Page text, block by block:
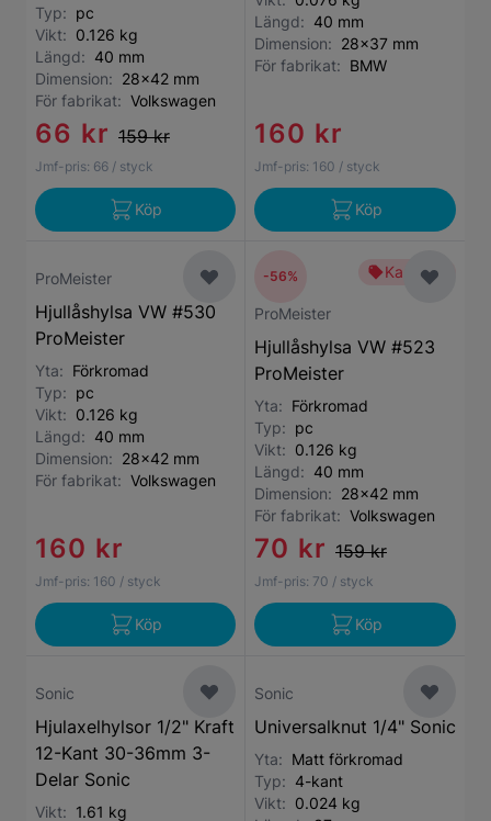
Typ: pc
Vikt: 0.126 kg
Längd: 40 mm
Dimension: 28x42 mm
För fabrikat: Volkswagen
66 kr 159 kr
Jmf-pris: 66 / styck
Köp
Längd: 40 mm
Dimension: 28x37 mm
För fabrikat: BMW
160 kr
Jmf-pris: 160 / styck
Köp
ProMeister
Hjullåshylsa VW #530
ProMeister
Yta: Förkromad
Typ: pc
Vikt: 0.126 kg
Längd: 40 mm
Dimension: 28x42 mm
För fabrikat: Volkswagen
160 kr
Jmf-pris: 160 / styck
Köp
Kampanj
ProMeister
Hjullåshylsa VW #523
ProMeister
Yta: Förkromad
Typ: pc
Vikt: 0.126 kg
Längd: 40 mm
Dimension: 28x42 mm
För fabrikat: Volkswagen
70 kr 159 kr
Jmf-pris: 70 / styck
-56%
Köp
Sonic
Hjulaxelhylsor 1/2" Kraft
12-Kant 30-36mm 3-
Delar Sonic
Vikt: 1.61 kg
Sonic
Universalknut 1/4" Sonic
Yta: Matt förkromad
Typ: 4-kant
Vikt: 0.024 kg